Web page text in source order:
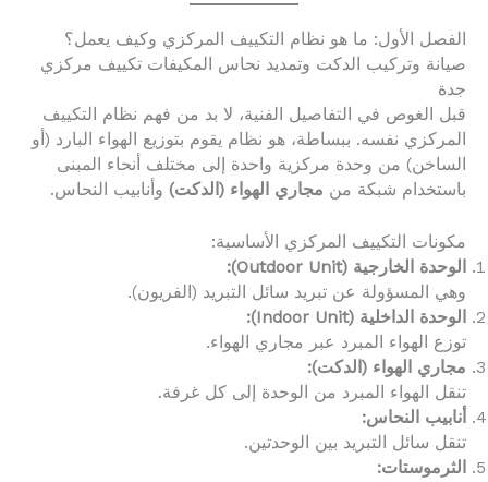
الفصل الأول: ما هو نظام التكييف المركزي وكيف يعمل؟
صيانة وتركيب الدكت وتمديد نحاس المكيفات تكييف مركزي
جدة
قبل الغوص في التفاصيل الفنية، لا بد من فهم نظام التكييف
المركزي نفسه. ببساطة، هو نظام يقوم بتوزيع الهواء البارد (أو
الساخن) من وحدة مركزية واحدة إلى مختلف أنحاء المبنى
باستخدام شبكة من مجاري الهواء (الدكت) وأنابيب النحاس.
مكونات التكييف المركزي الأساسية:
الوحدة الخارجية (Outdoor Unit):
وهي المسؤولة عن تبريد سائل التبريد (الفريون).
الوحدة الداخلية (Indoor Unit):
توزع الهواء المبرد عبر مجاري الهواء.
مجاري الهواء (الدكت):
تنقل الهواء المبرد من الوحدة إلى كل غرفة.
أنابيب النحاس:
تنقل سائل التبريد بين الوحدتين.
الثرموستات: